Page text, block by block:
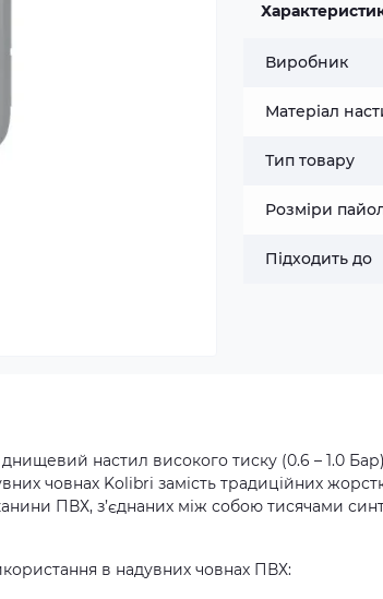
Виробник
Матеріал
Тип товару
Розміри
Підходить до
настил високого тиску (0.6 – 1.0
човнах Kolibri замість традиційних
ПВХ, з’єднаних між собою тисячами
в надувних човнах ПВХ: